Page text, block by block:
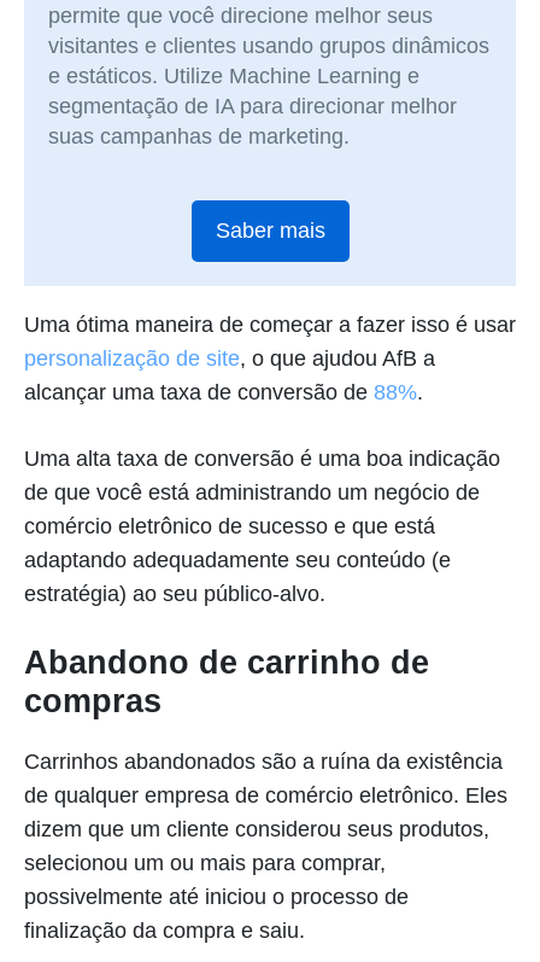
permite que você direcione melhor seus
visitantes e clientes usando grupos dinâmicos
e estáticos. Utilize Machine Learning e
segmentação de IA para direcionar melhor
suas campanhas de marketing.
Saber mais
Uma ótima maneira de começar a fazer isso é usar
personalização de site, o que ajudou AfB a
alcançar uma taxa de conversão de 88%.
Uma alta taxa de conversão é uma boa indicação
de que você está administrando um negócio de
comércio eletrônico de sucesso e que está
adaptando adequadamente seu conteúdo (e
estratégia) ao seu público-alvo.
Abandono de carrinho de
compras
Carrinhos abandonados são a ruína da existência
de qualquer empresa de comércio eletrônico. Eles
dizem que um cliente considerou seus produtos,
selecionou um ou mais para comprar,
possivelmente até iniciou o processo de
finalização da compra e saiu.